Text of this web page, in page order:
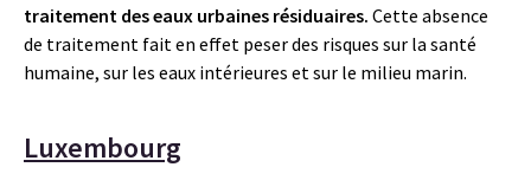
traitement des eaux urbaines résiduaires. Cette absence
de traitement fait en effet peser des risques sur la santé
humaine, sur les eaux intérieures et sur le milieu marin.
Luxembourg